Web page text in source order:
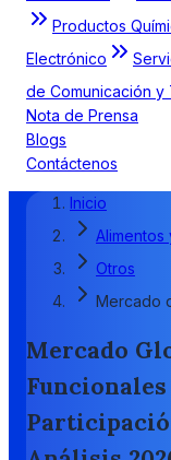
Productos
Electrónico
de Comunicación y
Nota de Prensa
Blogs
Contáctenos
Inicio
Alimentos
Otros
Mercado
Mercado